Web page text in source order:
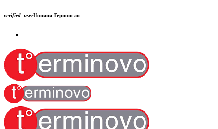
verified_userНовини Тернополя